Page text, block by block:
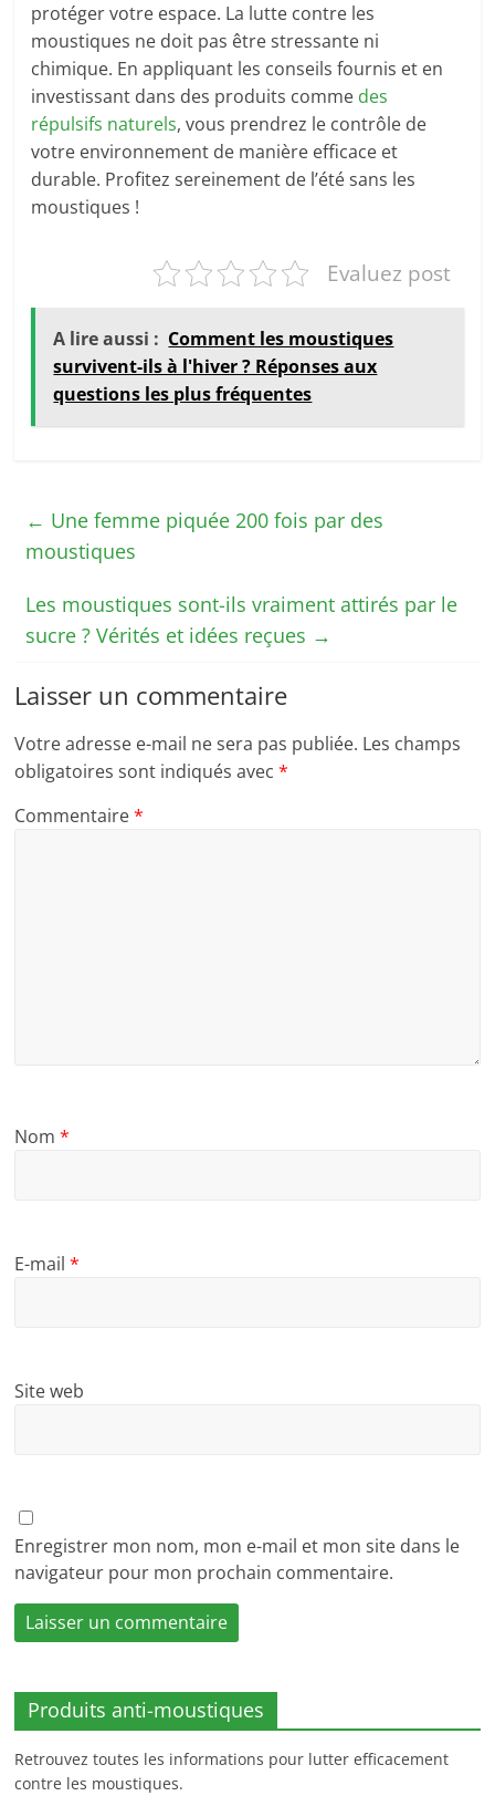
protéger votre espace. La lutte contre les
moustiques ne doit pas être stressante ni
chimique. En appliquant les conseils fournis et en
investissant dans des produits comme des
répulsifs naturels, vous prendrez le contrôle de
votre environnement de manière efficace et
durable. Profitez sereinement de l’été sans les
moustiques !
Evaluez post
A lire aussi : Comment les moustiques
survivent-ils à l'hiver ? Réponses aux
questions les plus fréquentes
← Une femme piquée 200 fois par des
moustiques
Les moustiques sont-ils vraiment attirés par le
sucre ? Vérités et idées reçues →
Laisser un commentaire
Votre adresse e-mail ne sera pas publiée. Les champs
obligatoires sont indiqués avec*
Commentaire*
Nom*
E-mail*
Site web
Enregistrer mon nom, mon e-mail et mon site dans le
navigateur pour mon prochain commentaire.
Produits anti-moustiques
Retrouvez toutes les informations pour lutter efficacement
contre les moustiques.